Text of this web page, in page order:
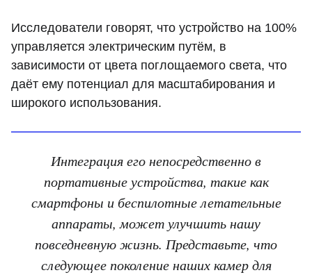
Исследователи говорят, что устройство на 100%
управляется электрическим путём, в
зависимости от цвета поглощаемого света, что
даёт ему потенциал для масштабирования и
широкого использования.
Интеграция его непосредственно в
портативные устройства, такие как
смартфоны и беспилотные летательные
аппараты, может улучшить нашу
повседневную жизнь. Представьте, что
следующее поколение наших камер для